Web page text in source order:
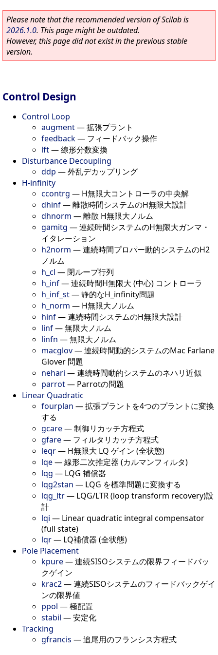
Please note that the recommended version of Scilab is
2026.1.0. This page might be outdated.
However, this page did not exist in the previous stable
version.
Control Design
Control Loop
augment—拡張プラント
feedback— フィードバック操作
lft—線形分数変換
Disturbance Decoupling
ddp —外乱デカップリング
H-infinity
ccontrg — H無限大コントローラの中央解
dhinf—離散時間システムのH無限大設計
dhnorm —離散 H無限大ノルム
gamitg —連続時間システムのH無限大ガンマ・
イタレーション
h2norm —連続時間プロパー動的システムのH2
ノルム
h_cl — 閉ループ行列
h_inf—連続時間H無限大 (中心) コントローラ
h_inf_st—静的なH_infinity問題
h_norm — H無限大ノルム
hinf—連続時間システムのH無限大設計
linf—無限大ノルム
linfn —無限大ノルム
macglov—連続時間動的システムのMac Farlane
Glover 問題
nehari —連続時間動的システムのネハリ近似
parrot— Parrotの問題
Linear Quadratic
fourplan —拡張プラントを4つのプラントに変換
する
gcare—制御リカッチ方程式
gfare— フィルタリカッチ方程式
leqr— H無限大 LQ ゲイン (全状態)
lqe—線形二次推定器 (カルマンフィルタ)
lqg — LQG 補償器
lqg2stan — LQG を標準問題に変換する
lqg_ltr— LQG/LTR (loop transform recovery)設
計
lqi — Linear quadratic integral compensator
(full state)
lqr— LQ補償器 (全状態)
Pole Placement
kpure—連続SISOシステムの限界フィードバッ
クゲイン
krac2—連続SISOシステムのフィードバックゲイ
ンの限界値
ppol —極配置
stabil —安定化
Tracking
gfrancis —追尾用のフランシス方程式